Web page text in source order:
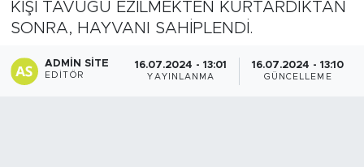
KİŞİ TAVUĞU EZİLMEKTEN KURTARDIKTAN
SONRA, HAYVANI SAHİPLENDİ.
ADMIN SITE
EDITÖR
16.07.2024 - 13:01
YAYINLANMA
16.07.2024 - 13:10
GÜNCELLEME
MD Prestij Dergisi
Siyaset
Haber Arşivi